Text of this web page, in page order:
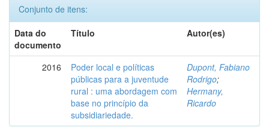
Conjunto de itens:
Data do
documento
Título Autor(es)
2016
Poder local e políticas
públicas para a juventude
rural : uma abordagem com
base no princípio da
subsidiariedade.
Dupont, Fabiano
Rodrigo;
Hermany,
Ricardo